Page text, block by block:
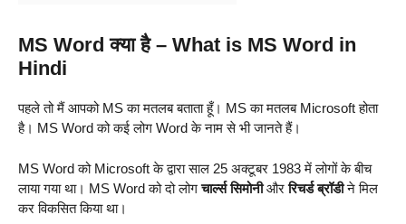
MS Word क्या है – What is MS Word in
Hindi
पहले तो मैं आपको MS का मतलब बताता हूँ। MS का मतलब Microsoft होता
है। MS Word को कई लोग Word के नाम से भी जानते हैं।
MS Word को Microsoft के द्वारा साल 25 अक्टूबर 1983 में लोगों के बीच
लाया गया था। MS Word को दो लोगचार्ल्स सिमोनीऔररिचर्ड ब्रॉडीने मिल
कर विकसित किया था।